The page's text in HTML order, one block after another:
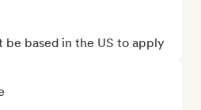
be based in the US to apply